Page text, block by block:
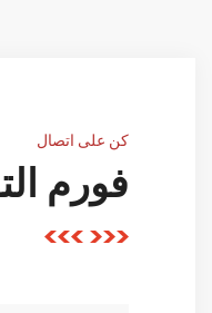
كن على اتصال
فورم